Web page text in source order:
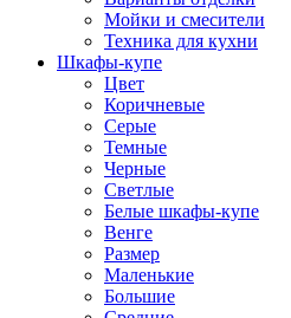
Мойки и смесители
Техника для кухни
Шкафы-купе
Цвет
Коричневые
Серые
Темные
Черные
Светлые
Белые шкафы-купе
Венге
Размер
Маленькие
Большие